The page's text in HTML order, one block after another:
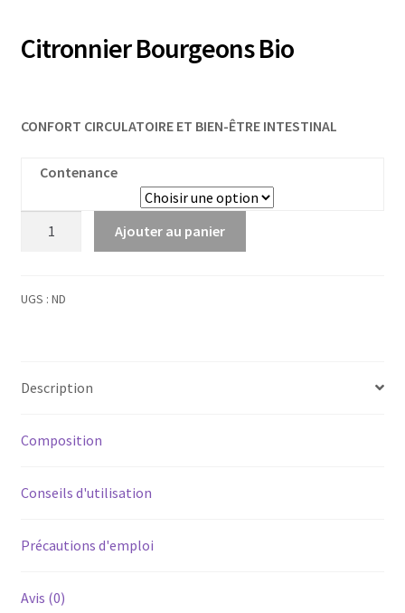
Citronnier Bourgeons Bio
CONFORT CIRCULATOIRE ET BIEN-ÊTRE INTESTINAL
Contenance
Ajouter au panier
UGS : ND
Description
Composition
Conseils d'utilisation
Précautions d'emploi
Avis (0)